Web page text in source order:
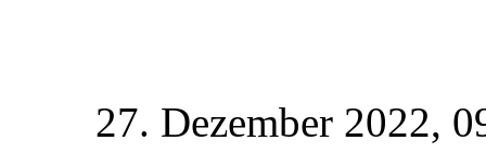
27. Dezember 2022,